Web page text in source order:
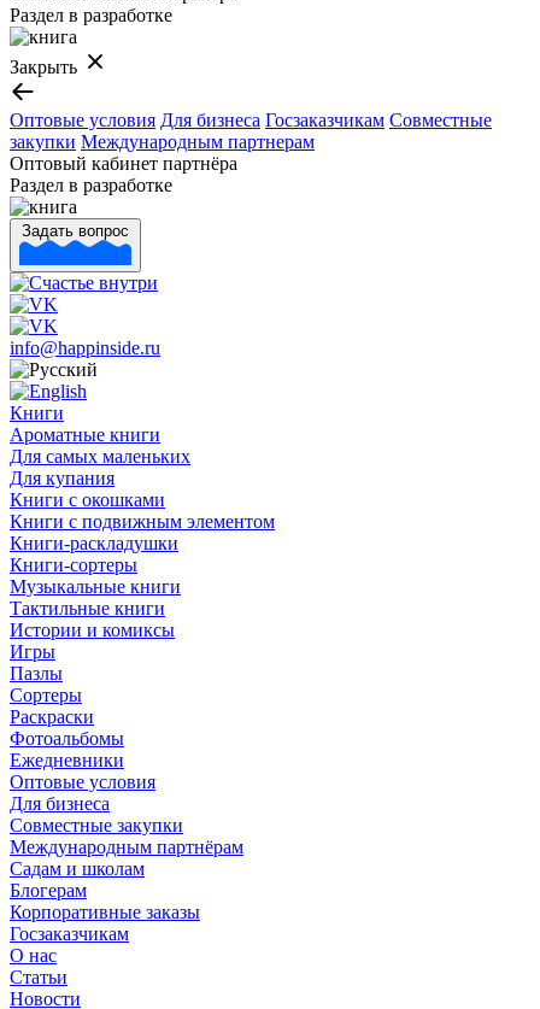
Раздел в разработке
Закрыть
Оптовые условия Для бизнеса Госзаказчикам Совместные
закупки Международным партнерам
Оптовый кабинет партнёра
Раздел в разработке
Задать вопрос
info@happinside.ru
Книги
Ароматные книги
Для самых маленьких
Для купания
Книги с окошками
Книги с подвижным элементом
Книги-раскладушки
Книги-сортеры
Музыкальные книги
Тактильные книги
Истории и комиксы
Игры
Пазлы
Сортеры
Раскраски
Фотоальбомы
Ежедневники
Оптовые условия
Для бизнеса
Совместные закупки
Международным партнёрам
Садам и школам
Блогерам
Корпоративные заказы
Госзаказчикам
О нас
Статьи
Новости